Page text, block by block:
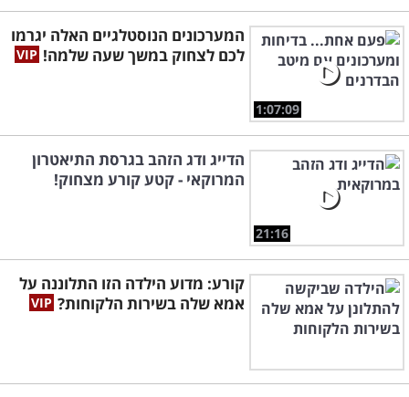
1:07:09
המערכונים הנוסטלגיים האלה יגרמו
לכם לצחוק במשך שעה שלמה!
21:16
הדייג ודג הזהב בגרסת התיאטרון
המרוקאי - קטע קורע מצחוק!
קורע: מדוע הילדה הזו התלוננה על
אמא שלה בשירות הלקוחות?